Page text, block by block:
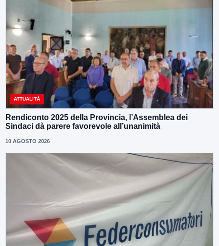
ATTUALITÀ
Rendiconto 2025 della Provincia, l’Assemblea dei
Sindaci dà parere favorevole all’unanimità
10 AGOSTO 2026